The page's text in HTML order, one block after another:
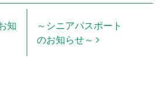
ション
知
～シニアパスポート
のお知らせ～